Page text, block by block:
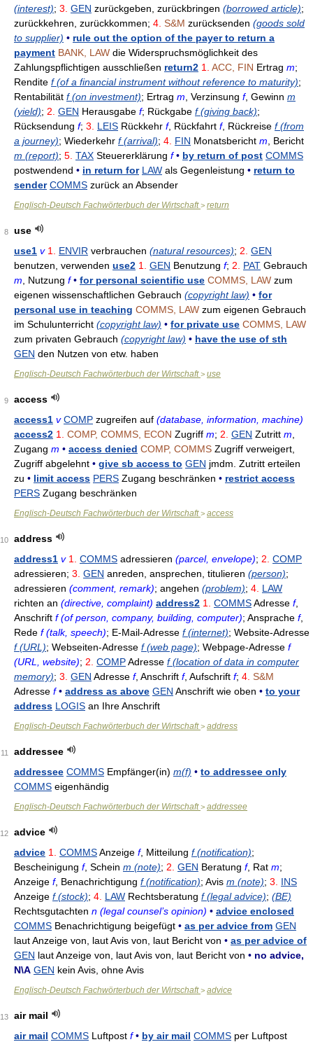
(interest); 3. GEN zurückgeben, zurückbringen (borrowed article);
zurückkehren, zurückkommen; 4. S&M zurücksenden (goods sold
to supplier) • rule out the option of the payer to return a
payment BANK, LAW die Widerspruchsmöglichkeit des
Zahlungspflichtigen ausschließen return2 1. ACC, FIN Ertrag m;
Rendite f (of a financial instrument without reference to maturity);
Rentabilität f (on investment); Ertrag m , Verzinsung f, Gewinn m
(yield); 2. GEN Herausgabe f; Rückgabe f (giving back);
Rücksendung f; 3. LEIS Rückkehr f, Rückfahrt f, Rückreise f (from
a journey); Wiederkehr f (arrival); 4. FIN Monatsbericht m , Bericht
m (report); 5. TAX Steuererklärung f • by return of post COMMS
postwendend • in return for LAW als Gegenleistung • return to
sender COMMS zurück an Absender
Englisch-Deutsch Fachwörterbuch der Wirtschaft> return
8
use
use1 v 1. ENVIR verbrauchen (natural resources); 2. GEN
benutzen, verwenden use2 1. GEN Benutzung f; 2. PAT Gebrauch
m , Nutzung f • for personal scientific use COMMS, LAW zum
eigenen wissenschaftlichen Gebrauch (copyright law) • for
personal use in teaching COMMS, LAW zum eigenen Gebrauch
im Schulunterricht (copyright law) • for private use COMMS, LAW
zum privaten Gebrauch (copyright law) • have the use of sth
GEN den Nutzen von etw. haben
Englisch-Deutsch Fachwörterbuch der Wirtschaft> use
9
access
access1 v COMP zugreifen auf (database, information, machine)
access2 1. COMP, COMMS, ECON Zugriff m; 2. GEN Zutritt m
Zugang m • access denied COMP, COMMS Zugriff verweigert,
Zugriff abgelehnt • give sb access to GEN jmdm. Zutritt erteilen
zu • limit access PERS Zugang beschränken • restrict access
PERS Zugang beschränken
Englisch-Deutsch Fachwörterbuch der Wirtschaft> access
10
address
address1 v 1. COMMS adressieren (parcel, envelope); 2. COMP
adressieren; 3. GEN anreden, ansprechen, titulieren (person);
adressieren (comment, remark); angehen (problem); 4. LAW
richten an (directive, complaint) address2 1. COMMSAdresse f,
Anschrift f (of person, company, building, computer); Ansprache f,
Rede f (talk, speech); E-Mail-Adresse f (internet); Website-Adresse
f (URL); Webseiten-Adresse f (web page); Webpage-Adresse f
(URL, website); 2. COMPAdresse f (location of data in computer
memory); 3. GEN Adresse f, Anschrift f, Aufschrift f; 4. S&M
Adresse f • address as above GEN Anschrift wie oben • to your
address LOGIS an Ihre Anschrift
Englisch-Deutsch Fachwörterbuch der Wirtschaft> address
11
addressee
addressee COMMS Empfänger(in) m(f) • to addressee only
COMMS eigenhändig
Englisch-Deutsch Fachwörterbuch der Wirtschaft> addressee
12
advice
advice 1. COMMSAnzeige f, Mitteilung f (notification);
Bescheinigung f, Schein m (note); 2. GEN Beratung f, Rat m;
Anzeige f, Benachrichtigung f (notification); Avis m (note); 3.
INS
Anzeige f (stock); 4. LAW Rechtsberatung f (legal advice); (BE)
Rechtsgutachten n (legal counsel’s opinion) • advice enclosed
COMMS Benachrichtigung beigefügt • as per advice from GEN
laut Anzeige von, laut Avis von, laut Bericht von • as per advice of
GEN laut Anzeige von, laut Avis von, laut Bericht von • no advice,
N\A GEN kein Avis, ohne Avis
Englisch-Deutsch Fachwörterbuch der Wirtschaft> advice
13
air mail
air mail COMMS Luftpost f • by air mail COMMS per Luftpost